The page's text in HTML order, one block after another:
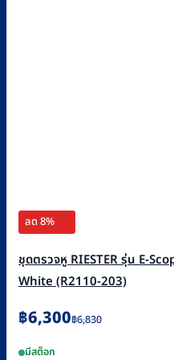
ลด 8%
ชุดตรวจหู RIESTER รุ่น E-
White (R2110-203)
฿6,830
Original
฿6,300
Current
มีสต็อก